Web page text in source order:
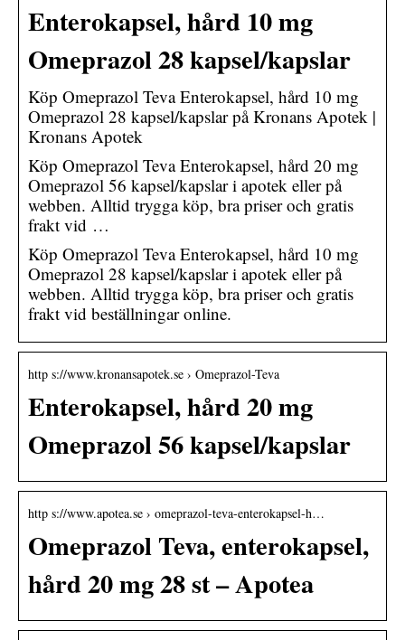
Enterokapsel, hård 10 mg
Omeprazol 28 kapsel/kapslar
Köp Omeprazol Teva Enterokapsel, hård 10 mg
Omeprazol 28 kapsel/kapslar på Kronans Apotek |
Kronans Apotek
Köp Omeprazol Teva Enterokapsel, hård 20 mg
Omeprazol 56 kapsel/kapslar i apotek eller på
webben. Alltid trygga köp, bra priser och gratis
frakt vid …
Köp Omeprazol Teva Enterokapsel, hård 10 mg
Omeprazol 28 kapsel/kapslar i apotek eller på
webben. Alltid trygga köp, bra priser och gratis
frakt vid beställningar online.
http s://www.kronansapotek.se › Omeprazol-Teva
Enterokapsel, hård 20 mg
Omeprazol 56 kapsel/kapslar
http s://www.apotea.se › omeprazol-teva-enterokapsel-h…
Omeprazol Teva, enterokapsel,
hård 20 mg 28 st – Apotea